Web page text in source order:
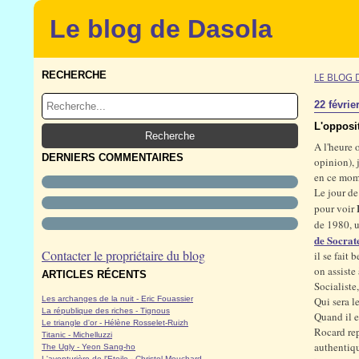
Le blog de Dasola
RECHERCHE
DERNIERS COMMENTAIRES
Contacter le propriétaire du blog
ARTICLES RÉCENTS
Les archanges de la nuit - Eric Fouassier
La république des riches - Tignous
Le triangle d'or - Hélène Rosselet-Ruizh
Titanic - Michelluzzi
The Ugly - Yeon Sang-ho
LE BLOG
22
A l'heure
opinion),
en ce
Le jour
pour voir
de 1980,
de
il se fait
on
Qui sera
Quand il
Rocard